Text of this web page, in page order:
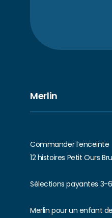
Merlin
Commander l’enceinte
12 histoires Petit Ours
Sélections payantes 3-
Merlin pour un enfant